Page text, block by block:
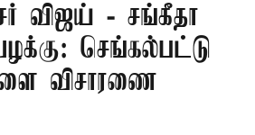
விஜய் - சங்கீதா
செங்கல்பட்டு
விசாரணை